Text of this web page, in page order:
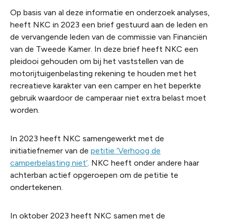
Op basis van al deze informatie en onderzoek analyses,
heeft NKC in 2023 een brief gestuurd aan de leden en
de vervangende leden van de commissie van Financiën
van de Tweede Kamer. In deze brief heeft NKC een
pleidooi gehouden om bij het vaststellen van de
motorijtuigenbelasting rekening te houden met het
recreatieve karakter van een camper en het beperkte
gebruik waardoor de camperaar niet extra belast moet
worden.
In 2023 heeft NKC samengewerkt met de
initiatiefnemer van de petitie ‘Verhoog de
camperbelasting niet’. NKC heeft onder andere haar
achterban actief opgeroepen om de petitie te
ondertekenen.
In oktober 2023 heeft NKC samen met de